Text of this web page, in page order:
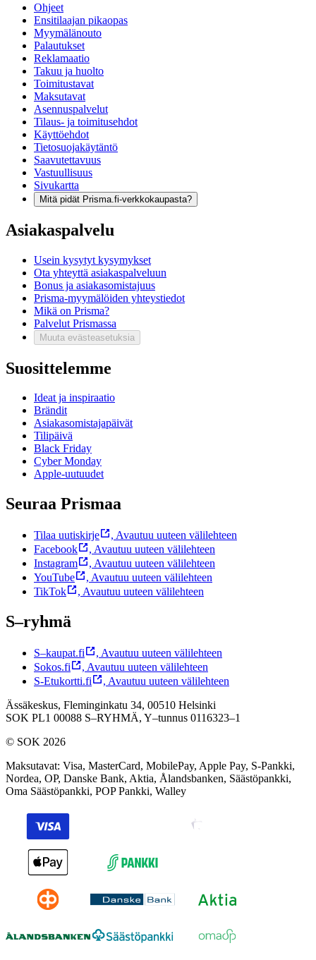
Ohjeet
Ensitilaajan pikaopas
Myymälänouto
Palautukset
Reklamaatio
Takuu ja huolto
Toimitustavat
Maksutavat
Asennuspalvelut
Tilaus- ja toimitusehdot
Käyttöehdot
Tietosuojakäytäntö
Saavutettavuus
Vastuullisuus
Sivukartta
Mitä pidät Prisma.fi-verkkokaupasta?
Asiakaspalvelu
Usein kysytyt kysymykset
Ota yhteyttä asiakaspalveluun
Bonus ja asiakasomistajuus
Prisma-myymälöiden yhteystiedot
Mikä on Prisma?
Palvelut Prismassa
Muuta evästeasetuksia
Suosittelemme
Ideat ja inspiraatio
Brändit
Asiakasomistajapäivät
Tilipäivä
Black Friday
Cyber Monday
Apple-uutuudet
Seuraa Prismaa
Tilaa uutiskirje , Avautuu uuteen välilehteen
Facebook
, Avautuu uuteen välilehteen
Instagram
, Avautuu uuteen välilehteen
YouTube
, Avautuu uuteen välilehteen
TikTok
, Avautuu uuteen välilehteen
S–ryhmä
S–kaupat.fi , Avautuu uuteen välilehteen
Sokos.fi
, Avautuu uuteen välilehteen
S-Etukortti.fi
, Avautuu uuteen välilehteen
Ässäkeskus, Fleminginkatu 34, 00510 Helsinki
SOK PL1 00088 S–RYHMÄ, Y–tunnus 0116323–1
© SOK 2026
Maksutavat: Visa, MasterCard, MobilePay, Apple Pay, S-Pankki,
Nordea, OP, Danske Bank, Aktia, Ålandsbanken, Säästöpankki,
Oma Säästöpankki, POP Pankki, Walley